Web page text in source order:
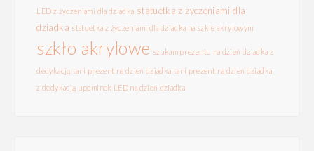
LED z życzeniami dla dziadka statuetka z życzeniami dla
dziadka statuetka z życzeniami dla dziadka na szkle akrylowym
szkło akrylowe szukam prezentu na dzień dziadka z
dedykacją tani prezent na dzień dziadka tani prezent na dzień dziadka
z dedykacją upominek LED na dzień dziadka